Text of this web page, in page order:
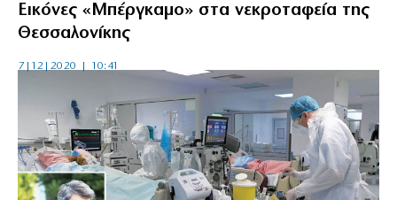
Εικόνες «Μπέργκαμο» στα νεκροταφεία της
Θεσσαλονίκης
7|12|2020 | 10:41